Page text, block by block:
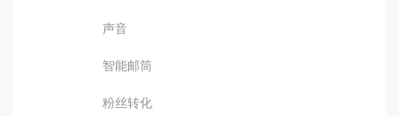
声音
智能邮筒
粉丝转化